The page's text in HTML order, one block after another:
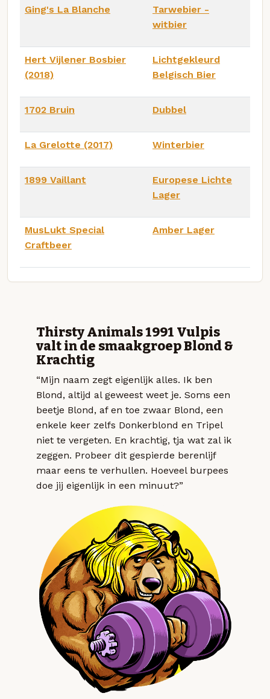
Ging's La Blanche
Tarwebier -
witbier
Hert Vijlener Bosbier
(2018)
Lichtgekleurd
Belgisch Bier
1702 Bruin Dubbel
La Grelotte (2017) Winterbier
1899 Vaillant
Europese Lichte
Lager
MusLukt Special
Craftbeer
Amber Lager
Thirsty Animals 1991 Vulpis
valt in de smaakgroep Blond &
Krachtig
“Mijn naam zegt eigenlijk alles. Ik ben
Blond, altijd al geweest weet je. Soms een
beetje Blond, af en toe zwaar Blond, een
enkele keer zelfs Donkerblond en Tripel
niet te vergeten. En krachtig, tja wat zal ik
zeggen. Probeer dit gespierde berenlijf
maar eens te verhullen. Hoeveel burpees
doe jij eigenlijk in een minuut?”